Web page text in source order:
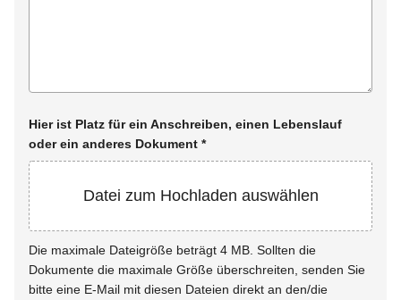
Hier ist Platz für ein Anschreiben, einen Lebenslauf
oder ein anderes Dokument *
Datei zum Hochladen auswählen
Die maximale Dateigröße beträgt 4 MB. Sollten die
Dokumente die maximale Größe überschreiten, senden Sie
bitte eine E-Mail mit diesen Dateien direkt an den/die